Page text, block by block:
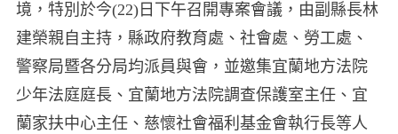
境，特別於今(22)日下午召開專案會議，由副縣長林
建榮親自主持，縣政府教育處、社會處、勞工處、
警察局暨各分局均派員與會，並邀集宜蘭地方法院
少年法庭庭長、宜蘭地方法院調查保護室主任、宜
蘭家扶中心主任、慈懷社會福利基金會執行長等人